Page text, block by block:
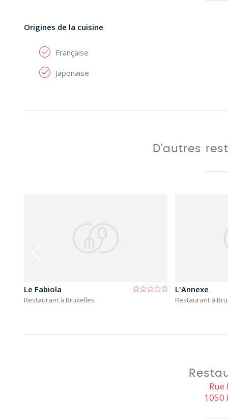
Origines de la cuisine
Française
Japonaise
D'autres
Le Fabiola
Restaurant à Bruxelles
L'Annexe
Restaurant à
1050